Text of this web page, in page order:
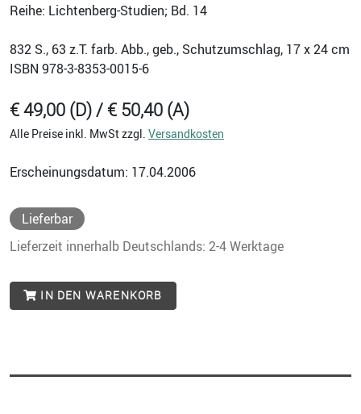
Reihe: Lichtenberg-Studien; Bd. 14
832 S., 63 z.T. farb. Abb., geb., Schutzumschlag, 17 x 24 cm
ISBN 978-3-8353-0015-6
€ 49,00 (D) / € 50,40 (A)
Alle Preise inkl. MwSt zzgl. Versandkosten
Erscheinungsdatum: 17.04.2006
Lieferbar
Lieferzeit innerhalb Deutschlands: 2-4 Werktage
IN DEN WARENKORB